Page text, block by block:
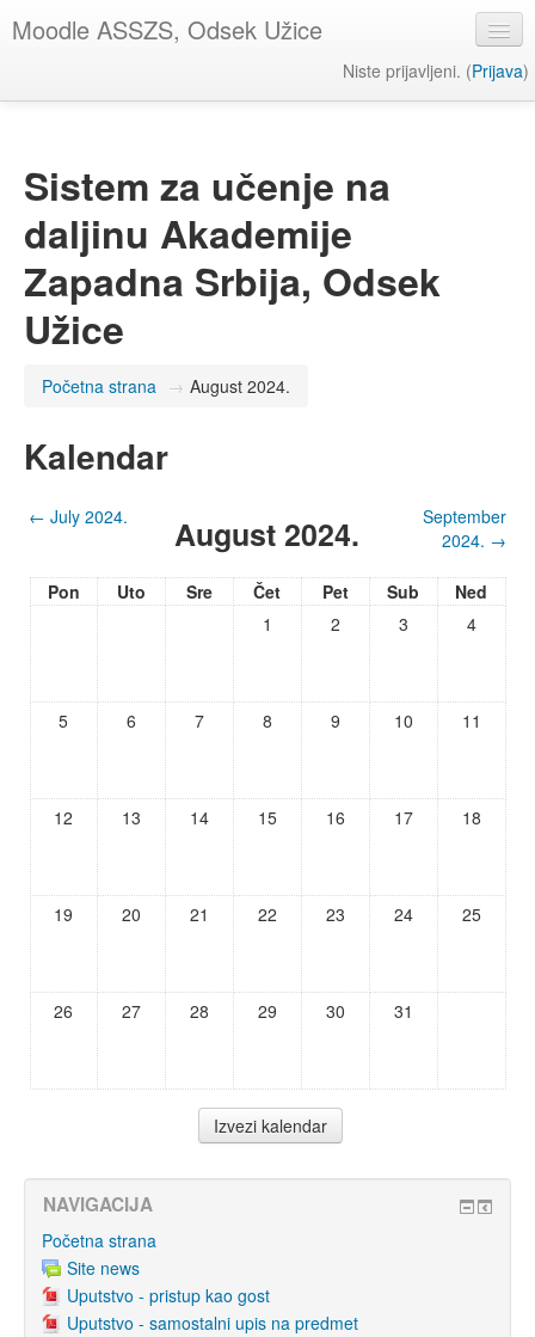
Moodle ASSZS, Odsek Užice
Niste prijavljeni. (Prijava)
Sistem za učenje na
daljinu Akademije
Zapadna Srbija, Odsek
Užice
Početna strana → August 2024.
Kalendar
← July 2024. August 2024.
September
2024. →
Pon Uto Sre Čet Pet Sub
Ned
1
2 3 4
5 6 7 8 9 10 11
12 13 14 15 16 17 18
19 20 21 22 23 24 25
26 27 28 29 30 31
NAVIGACIJA
Početna strana
Site news
Uputstvo - pristup kao gost
Uputstvo - samostalni upis na predmet